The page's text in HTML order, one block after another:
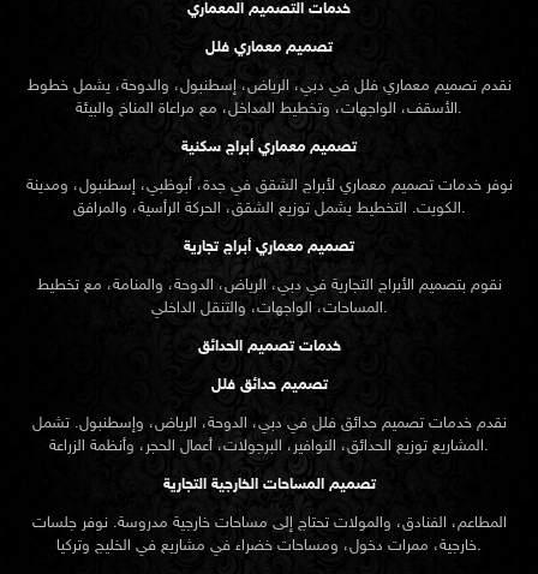
خدمات التصميم المعماري
تصميم معماري فلل
نقدمتصميم معماري فلل في دبي، الرياض، إسطنبول، والدوحة، يشمل خطوط
الأسقف، الواجهات، وتخطيط المداخل، مع مراعاة المناخ والبيئة.
تصميم معماري أبراج سكنية
نوفر خدمات تصميم معماري لأبراج الشقق في جدة، أبوظبي، إسطنبول، ومدينة
الكويت. التخطيط يشمل توزيع الشقق، الحركة الرأسية، والمرافق.
تصميم معماري أبراج تجارية
نقوم بتصميم الأبراج التجارية في دبي، الرياض، الدوحة، والمنامة، مع تخطيط
المساحات، الواجهات، والتنقل الداخلي.
خدمات تصميم الحدائق
تصميم حدائق فلل
نقدم خدماتتصميم حدائق فلل في دبي، الدوحة، الرياض، وإسطنبول. تشمل
المشاريع توزيع الحدائق، النوافير، البرجولات، أعمال الحجر، وأنظمة الزراعة.
تصميم المساحات الخارجية التجارية
المطاعم، الفنادق، والمولات تحتاج إلى مساحات خارجية مدروسة. نوفر جلسات
خارجية، ممرات دخول، ومساحات خضراء في مشاريع في الخليج وتركيا.